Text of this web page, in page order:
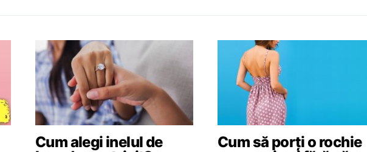
Cum alegi inelul de
Cum să porți o rochie